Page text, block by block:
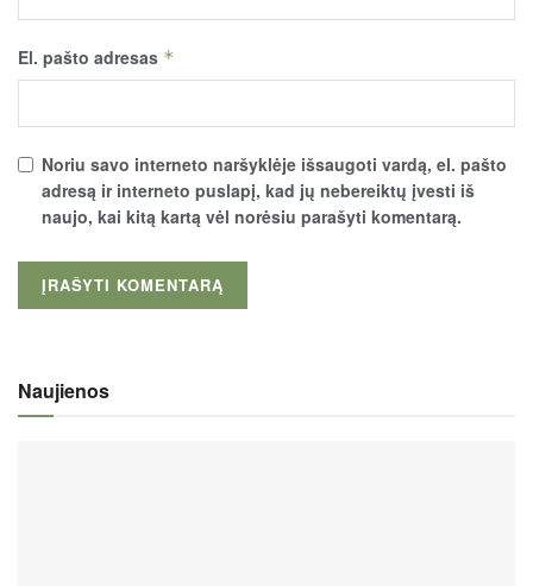
El. pašto adresas *
Noriu savo interneto naršyklėje išsaugoti vardą, el. pašto
adresą ir interneto puslapį, kad jų nebereiktų įvesti iš
naujo, kai kitą kartą vėl norėsiu parašyti komentarą.
Naujienos